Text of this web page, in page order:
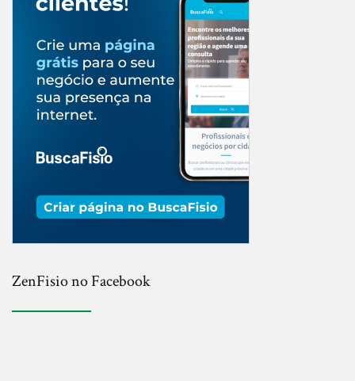
ZenFisio no Facebook